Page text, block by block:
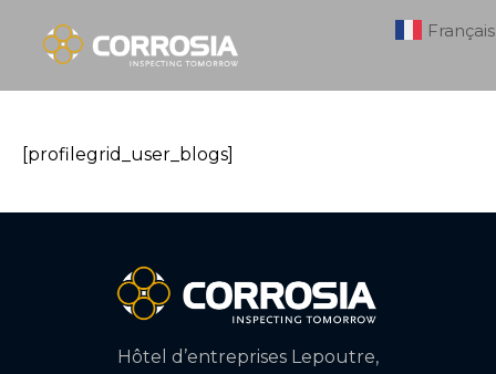
[profilegrid_user_blogs]
Hôtel d’entreprises Lepoutre,
Français